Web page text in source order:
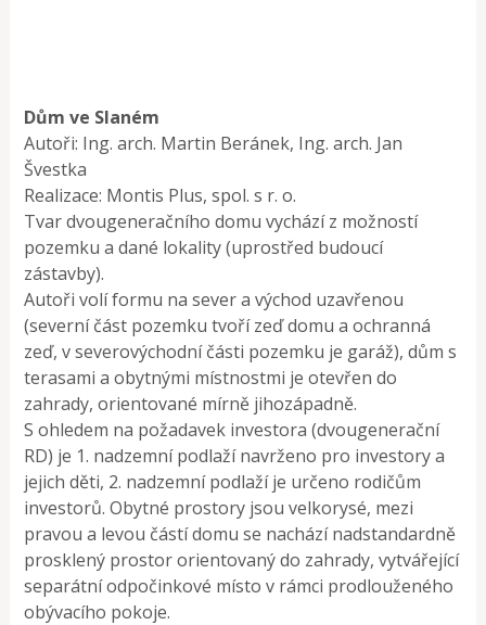
Dům ve Slaném
Autoři: Ing. arch. Martin Beránek, Ing. arch. Jan
Švestka
Realizace: Montis Plus, spol. s r. o.
Tvar dvougeneračního domu vychází z možností
pozemku a dané lokality (uprostřed budoucí
zástavby).
Autoři volí formu na sever a východ uzavřenou
(severní část pozemku tvoří zeď domu a ochranná
zeď, v severovýchodní části pozemku je garáž), dům s
terasami a obytnými místnostmi je otevřen do
zahrady, orientované mírně jihozápadně.
S ohledem na požadavek investora (dvougenerační
RD) je 1. nadzemní podlaží navrženo pro investory a
jejich děti, 2. nadzemní podlaží je určeno rodičům
investorů. Obytné prostory jsou velkorysé, mezi
pravou a levou částí domu se nachází nadstandardně
prosklený prostor orientovaný do zahrady, vytvářející
separátní odpočinkové místo v rámci prodlouženého
obývacího pokoje.